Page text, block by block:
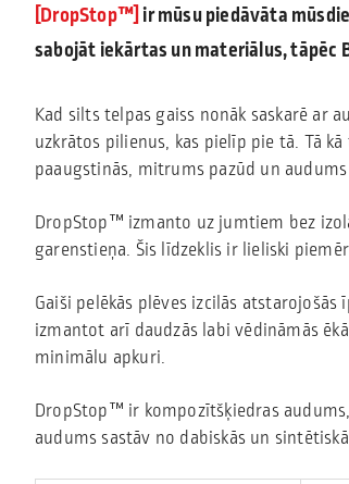
DropStop™ ir mūsu piedāvāta
sabojāt iekārtas un materiālus, tāpēc
Kad silts telpas gaiss nonāk saskarē ar
uzkrātos pilienus, kas pielīp pie tā. Tā
paaugstinās, mitrums pazūd un
DropStop™ izmanto uz jumtiem bez
garenstieņa. Šis līdzeklis ir lieliski
Gaiši pelēkās plēves izcilās
izmantot arī daudzās labi vēdināmās
minimālu apkuri.
DropStop™ ir kompozītšķiedras
audums sastāv no dabiskās un